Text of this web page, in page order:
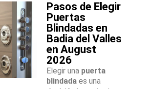
Pasos de Elegir
Puertas
Blindadas en
Badia del Valles
en August
2026
Elegir una puerta
blindada es una